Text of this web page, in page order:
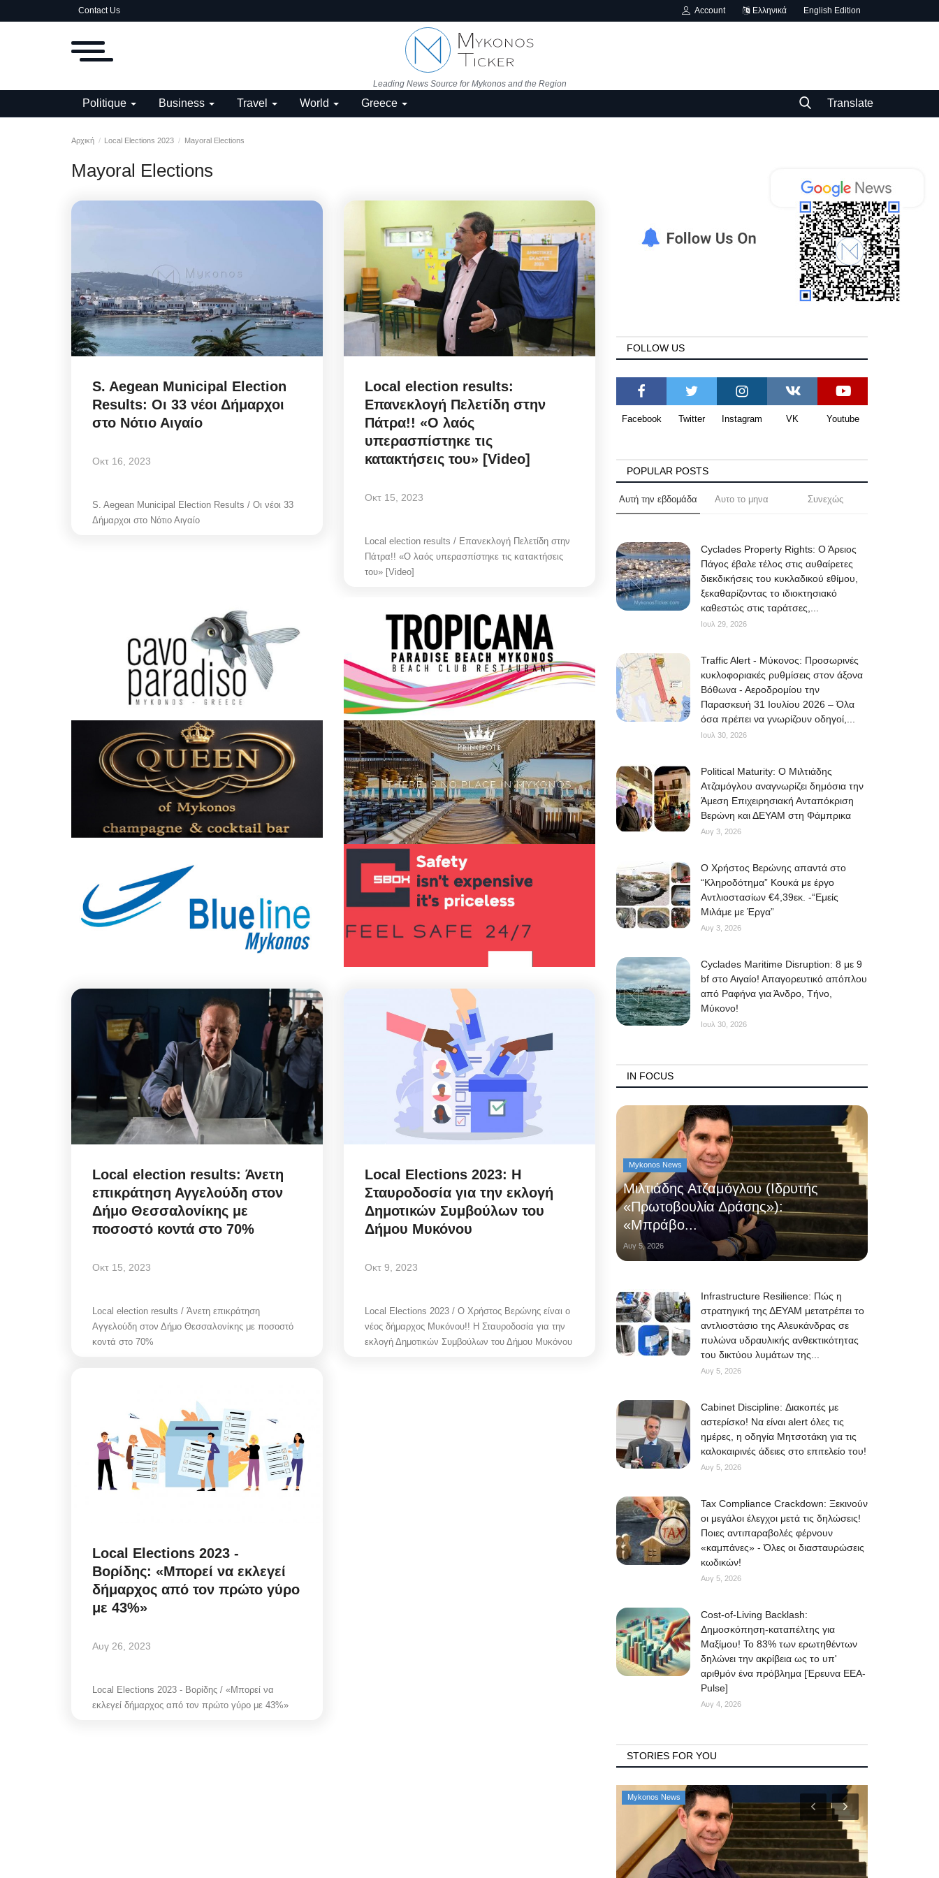
Contact Us Account Ελληνικά English Edition
Leading News Source for Mykonos and the Region
Politique Business Travel World Greece Translate
Αρχική Local Elections 2023 Mayoral Elections
Mayoral Elections
S. Aegean Municipal Election
Results: Οι 33 νέοι Δήμαρχοι
στο Νότιο Αιγαίο
Οκτ 16, 2023
S. Aegean Municipal Election Results / Οι νέοι 33
Δήμαρχοι στο Νότιο Αιγαίο
Local election results:
Επανεκλογή Πελετίδη στην
Πάτρα!! «Ο λαός
υπερασπίστηκε τις
κατακτήσεις του» [Video]
Οκτ 15, 2023
Local election results / Επανεκλογή Πελετίδη στην
Πάτρα!! «Ο λαός υπερασπίστηκε τις κατακτήσεις
του» [Video]
Local election results: Άνετη
επικράτηση Αγγελούδη στον
Δήμο Θεσσαλονίκης με
ποσοστό κοντά στο 70%
Οκτ 15, 2023
Local election results / Άνετη επικράτηση
Αγγελούδη στον Δήμο Θεσσαλονίκης με ποσοστό
κοντά στο 70%
Local Elections 2023: Η
Σταυροδοσία για την εκλογή
Δημοτικών Συμβούλων του
Δήμου Μυκόνου
Οκτ 9, 2023
Local Elections 2023 / O Χρήστος Βερώνης είναι ο
νέος δήμαρχος Μυκόνου!! Η Σταυροδοσία για την
εκλογή Δημοτικών Συμβούλων του Δήμου Μυκόνου
Local Elections 2023 -
Βορίδης: «Μπορεί να εκλεγεί
δήμαρχος από τον πρώτο γύρο
με 43%»
Αυγ 26, 2023
Local Elections 2023 - Βορίδης / «Μπορεί να
εκλεγεί δήμαρχος από τον πρώτο γύρο με 43%»
FOLLOW US
Facebook Twitter Instagram VK Youtube
POPULAR POSTS
Αυτή την εβδομάδα Αυτο το μηνα Συνεχώς
Cyclades Property Rights: Ο Άρειος
Πάγος έβαλε τέλος στις αυθαίρετες
διεκδικήσεις του κυκλαδικού εθίμου,
ξεκαθαρίζοντας το ιδιοκτησιακό
καθεστώς στις ταράτσες,...
Ιουλ 29, 2026
Traffic Alert - Μύκονος: Προσωρινές
κυκλοφοριακές ρυθμίσεις στον άξονα
Βόθωνα - Αεροδρομίου την
Παρασκευή 31 Ιουλίου 2026 – Όλα
όσα πρέπει να γνωρίζουν οδηγοί,...
Ιουλ 30, 2026
Political Maturity: Ο Μιλτιάδης
Ατζαμόγλου αναγνωρίζει δημόσια την
Άμεση Επιχειρησιακή Ανταπόκριση
Βερώνη και ΔΕΥΑΜ στη Φάμπρικα
Αυγ 3, 2026
O Χρήστος Βερώνης απαντά στο
“Κληροδότημα” Κουκά με έργο
Αντλιοστασίων €4,39εκ. -“Εμείς
Μιλάμε με Έργα”
Αυγ 3, 2026
Cyclades Maritime Disruption: 8 με 9
bf στο Αιγαίο! Απαγορευτικό απόπλου
από Ραφήνα για Άνδρο, Τήνο,
Μύκονο!
Ιουλ 30, 2026
IN FOCUS
Mykonos News
Μιλτιάδης Ατζαμόγλου (Ιδρυτής
«Πρωτοβουλία Δράσης»):
«Μπράβο...
Αυγ 5, 2026
Infrastructure Resilience: Πώς η
στρατηγική της ΔΕΥΑΜ μετατρέπει το
αντλιοστάσιο της Αλευκάνδρας σε
πυλώνα υδραυλικής ανθεκτικότητας
του δικτύου λυμάτων της...
Αυγ 5, 2026
Cabinet Discipline: Διακοπές με
αστερίσκο! Να είναι alert όλες τις
ημέρες, η οδηγία Μητσοτάκη για τις
καλοκαιρινές άδειες στο επιτελείο του!
Αυγ 5, 2026
Tax Compliance Crackdown: Ξεκινούν
οι μεγάλοι έλεγχοι μετά τις δηλώσεις!
Ποιες αντιπαραβολές φέρνουν
«καμπάνες» - Όλες οι διασταυρώσεις
κωδικών!
Αυγ 5, 2026
Cost-of-Living Backlash:
Δημοσκόπηση-καταπέλτης για
Μαξίμου! Το 83% των ερωτηθέντων
δηλώνει την ακρίβεια ως το υπ'
αριθμόν ένα πρόβλημα [Έρευνα ΕΕΑ-
Pulse]
Αυγ 4, 2026
STORIES FOR YOU
Mykonos Δ.Ε.Υ.Α. Μυκόνου